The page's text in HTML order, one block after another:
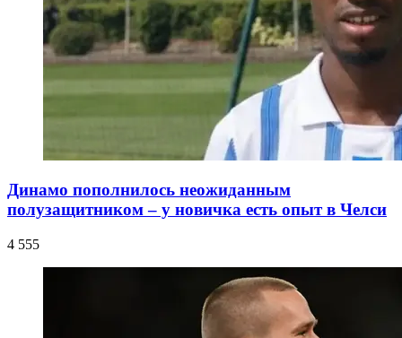
Динамо пополнилось неожиданным
полузащитником – у новичка есть опыт в Челси
4 555